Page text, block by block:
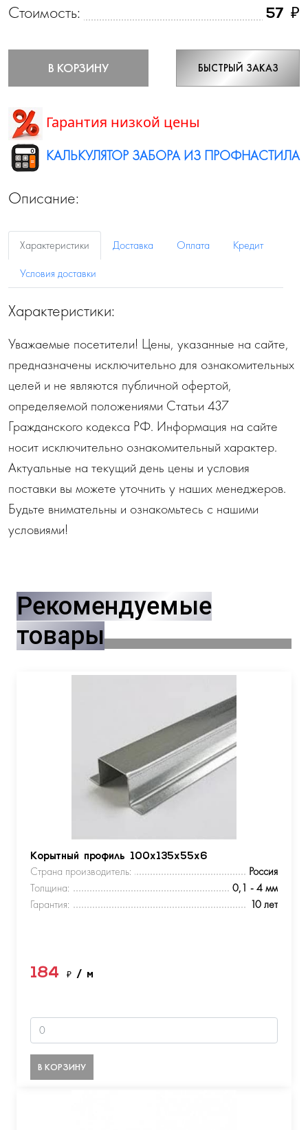
Стоимость: 57 ₽
В КОРЗИНУ БЫСТРЫЙ ЗАКАЗ
Гарантия низкой цены
КАЛЬКУЛЯТОР ЗАБОРА ИЗ ПРОФНАСТИЛА
Описание:
Характеристики Доставка Оплата
Кредит
Условия доставки
Характеристики:
Уважаемые посетители! Цены, указанные на сайте,
предназначены исключительно для ознакомительных
целей и не являются публичной офертой,
определяемой положениями Статьи 437
Гражданского кодекса РФ. Информация на сайте
носит исключительно ознакомительный характер.
Актуальные на текущий день цены и условия
поставки вы можете уточнить у наших менеджеров.
Будьте внимательны и ознакомьтесь с нашими
условиями!
Рекомендуемые
товары
Корытный профиль 100х135х55х6
Страна производитель:
Россия
Толщина:
0,1 - 4 мм
Гарантия:
10 лет
184 ₽ / м
В КОРЗИНУ